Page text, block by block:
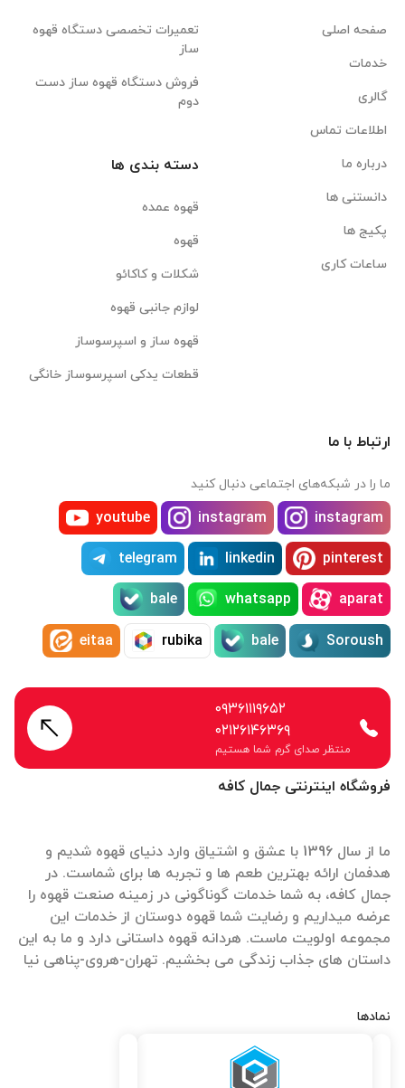
فروشگاه اینترنتی جمال کافه
ما از سال 1396 با عشق و اشتیاق وارد دنیای قهوه شدیم و
هدفمان ارائه بهترین طعم ها و تجربه ها برای شماست. در
جمال کافه، به شما خدمات گوناگونی در زمینه صنعت قهوه را
عرضه میداریم و رضایت شما قهوه دوستان از خدمات این
مجموعه اولویت ماست. هردانه قهوه داستانی دارد و ما به این
داستان های جذاب زندگی می بخشیم. تهران-هروی-پناهی نیا
نمادها
صفحه اصلی
خدمات
گالری
اطلاعات تماس
درباره ما
دانستنی ها
پکیج ها
ساعات کاری
تعمیرات تخصصی دستگاه قهوه
ساز
فروش دستگاه قهوه ساز دست
دوم
دسته بندی ها
قهوه عمده
قهوه
شکلات و کاکائو
لوازم جانبی قهوه
قهوه ساز و اسپرسوساز
قطعات یدکی اسپرسوساز خانگی
ارتباط با ما
ما را در شبکه‌های اجتماعی دنبال کنید
instagram
instagram
youtube
pinterest
linkedin
telegram
aparat
whatsapp
bale
Soroush
bale
rubika
eitaa
۰۹۳۶۱۱۱۹۶۵۲
۰۲۱۲۶۱۴۶۳۶۹
منتظر صدای گرم شما هستیم